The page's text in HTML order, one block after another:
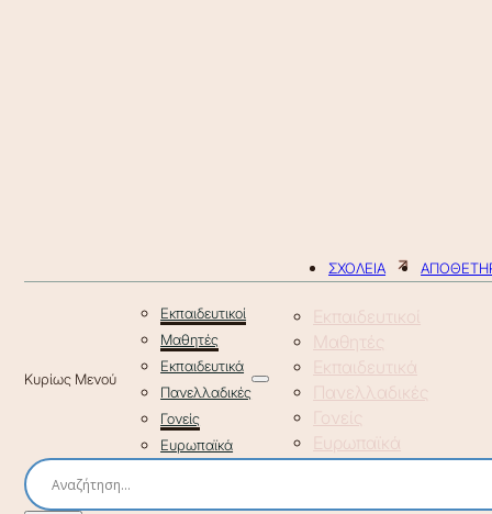
ΣΧΟΛΕΙΑ
Εκπαιδευτικοί
Μαθητές
Εκπαιδευτικά
Πανελλαδικές
Γονείς
Ευρωπαϊκά
Εκπαιδευτικοί
Μαθητές
Εκπαιδευτικά
Πανελλαδικές
Γονείς
Ευρωπαϊκά